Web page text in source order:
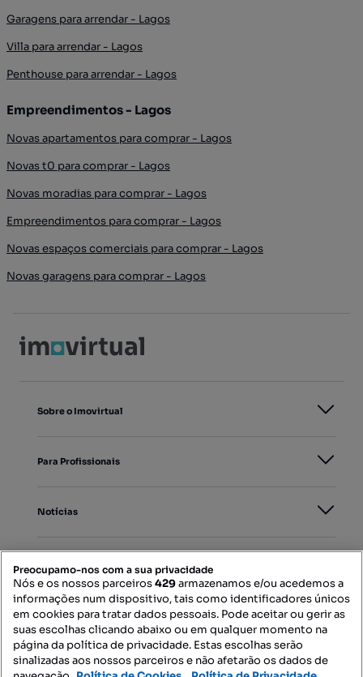
Garagens para arrendar - Lagos
Villa para arrendar - Lagos
Penthouse para arrendar - Lagos
Empreendimentos - Lagos
Novas apartamentos para comprar - Lagos
Novas t0 para comprar - Lagos
Novas moradias para comprar - Lagos
Empreendimentos para comprar - Lagos
Novas espaços comerciais para comprar - Lagos
Novas garagens para comprar - Lagos
Sobre o Imovirtual
Para Profissionais
Notícias
Mapa do Site
Contacte-nos
Preocupamo-nos com a sua privacidade
Nós e os nossos parceiros429armazenamos e/ou acedemos a
informações num dispositivo, tais como identificadores únicos
em cookies para tratar dados pessoais. Pode aceitar ou gerir as
suas escolhas clicando abaixo ou em qualquer momento na
página da política de privacidade. Estas escolhas serão
sinalizadas aos nossos parceiros e não afetarão os dados de